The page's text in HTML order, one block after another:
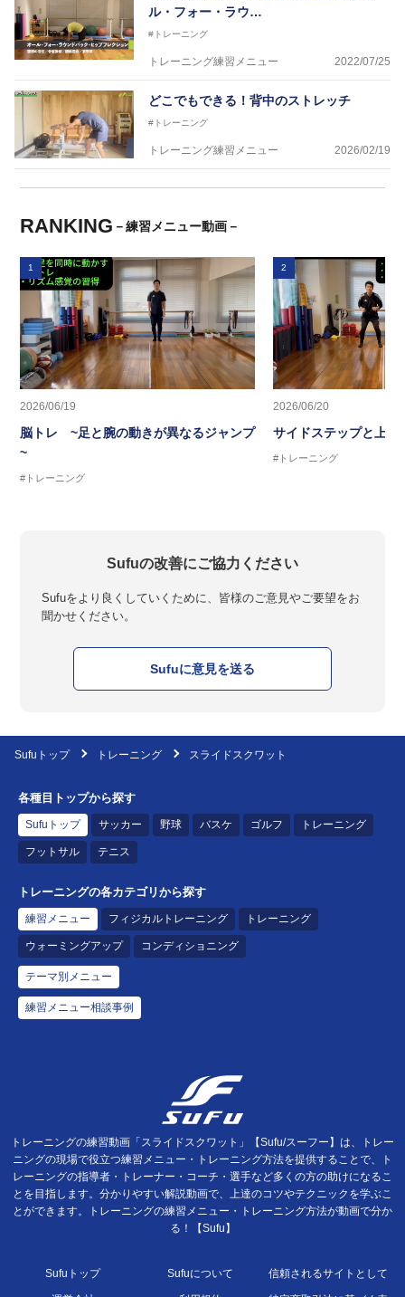
ル・フォー・ラウ…
#トレーニング
トレーニング練習メニュー 2022/07/25
どこでもできる！背中のストレッチ
#トレーニング
トレーニング練習メニュー 2026/02/19
RANKING －練習メニュー動画－
1
2026/06/19
脳トレ ~足と腕の動きが異なるジャンプ
~
#トレーニング
2
2026/06/20
サイドステップと上半
#トレーニング
Sufuの改善にご協力ください
Sufuをより良くしていくために、皆様のご意見やご要望をお
聞かせください。
Sufuに意見を送る
Sufuトップ トレーニング スライドスクワット
各種目トップから探す
Sufuトップ サッカー 野球 バスケ ゴルフ トレーニング
フットサル テニス
トレーニングの各カテゴリから探す
練習メニュー フィジカルトレーニング トレーニング
ウォーミングアップ コンディショニング
テーマ別メニュー
練習メニュー相談事例
トレーニングの練習動画「スライドスクワット」【Sufu/スーフー】は、トレー
ニングの現場で役立つ練習メニュー・トレーニング方法を提供することで、ト
レーニングの指導者・トレーナー・コーチ・選手など多くの方の助けになるこ
とを目指します。分かりやすい解説動画で、上達のコツやテクニックを学ぶこ
とができます。トレーニングの練習メニュー・トレーニング方法が動画で分か
る！【Sufu】
Sufuトップ Sufuについて 信頼されるサイトとして